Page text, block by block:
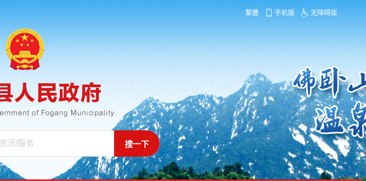
繁體 手机版 无障碍版